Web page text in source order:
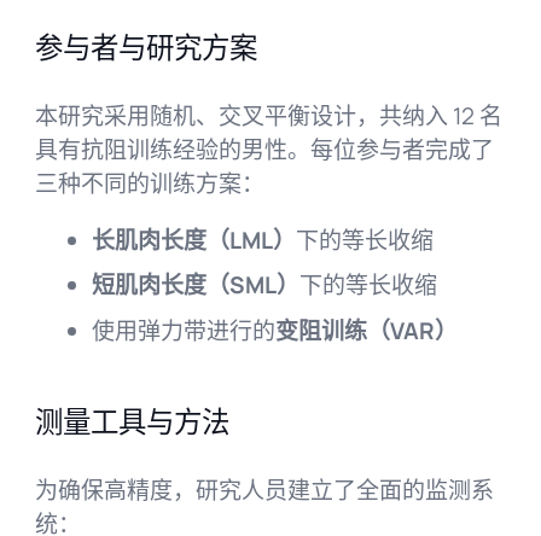
参与者与研究方案
本研究采用随机、交叉平衡设计，共纳入 12 名
具有抗阻训练经验的男性。每位参与者完成了
三种不同的训练方案：
长肌肉长度（LML） 下的等长收缩
短肌肉长度（SML） 下的等长收缩
使用弹力带进行的变阻训练（VAR）
测量工具与方法
为确保高精度，研究人员建立了全面的监测系
统：